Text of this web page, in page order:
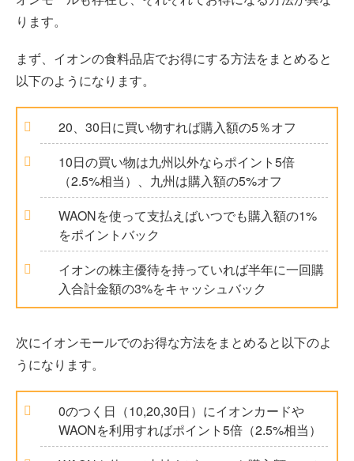
ります。
まず、イオンの食料品店でお得にする方法をまとめると
以下のようになります。
20、30日に買い物すれば購入額の5％オフ
10日の買い物は九州以外ならポイント5倍
（2.5%相当）、九州は購入額の5%オフ
WAONを使って支払えばいつでも購入額の1%
をポイントバック
イオンの株主優待を持っていれば半年に一回購
入合計金額の3%をキャッシュバック
次にイオンモールでのお得な方法をまとめると以下のよ
うになります。
0のつく日（10,20,30日）にイオンカードや
WAONを利用すればポイント5倍（2.5%相当）